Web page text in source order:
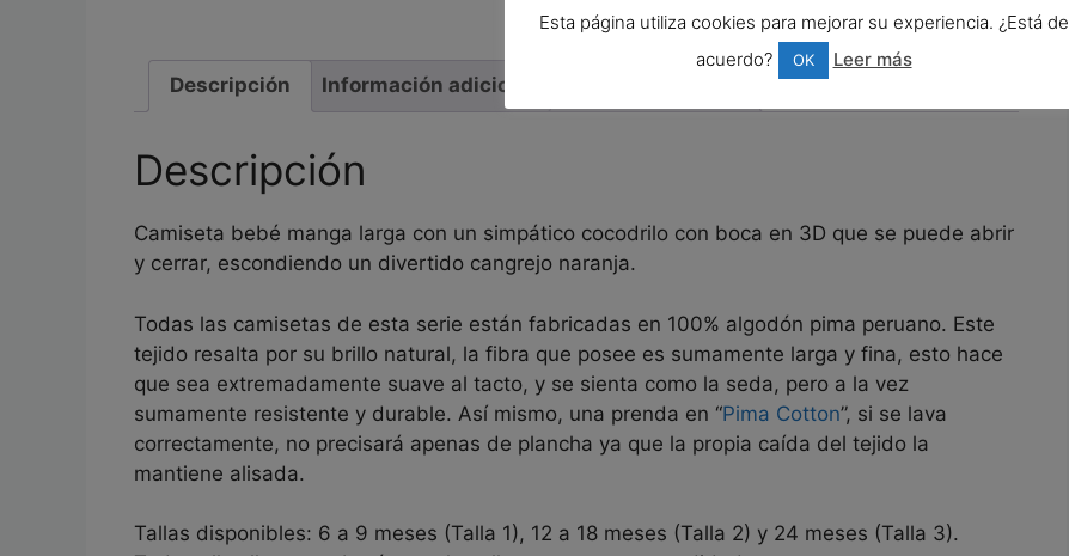
&
Descripción Información adicional
Descripción
Camiseta bebé manga larga con un simpático cocodrilo con boca en 3D que se puede abrir
y cerrar, escondiendo un divertido cangrejo naranja.
Todas las camisetas de esta serie están fabricadas en 100% algodón pima peruano. Este
tejido resalta por su brillo natural, la fibra que posee es sumamente larga y fina, esto hace
que sea extremadamente suave al tacto, y se sienta como la seda, pero a la vez
sumamente resistente y durable. Así mismo, una prenda en “Pima Cotton”, si se lava
correctamente, no precisará apenas de plancha ya que la propia caída del tejido la
mantiene alisada.
Tallas disponibles: 6 a 9 meses (Talla 1), 12 a 18 meses (Talla 2) y 24 meses (Talla 3).
Esta página utiliza cookies para mejorar su experiencia. ¿Está de
acuerdo?
OK Leer más